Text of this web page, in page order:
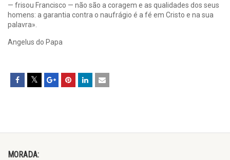
— frisou Francisco — não são a coragem e as qualidades dos seus
homens: a garantia contra o naufrágio é a fé em Cristo e na sua
palavra».
Angelus do Papa
MORADA: